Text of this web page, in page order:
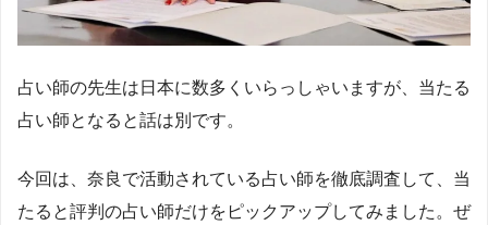
占い師の先生は日本に数多くいらっしゃいますが、当たる
占い師となると話は別です。
今回は、奈良で活動されている占い師を徹底調査して、当
たると評判の占い師だけをピックアップしてみました。ぜ